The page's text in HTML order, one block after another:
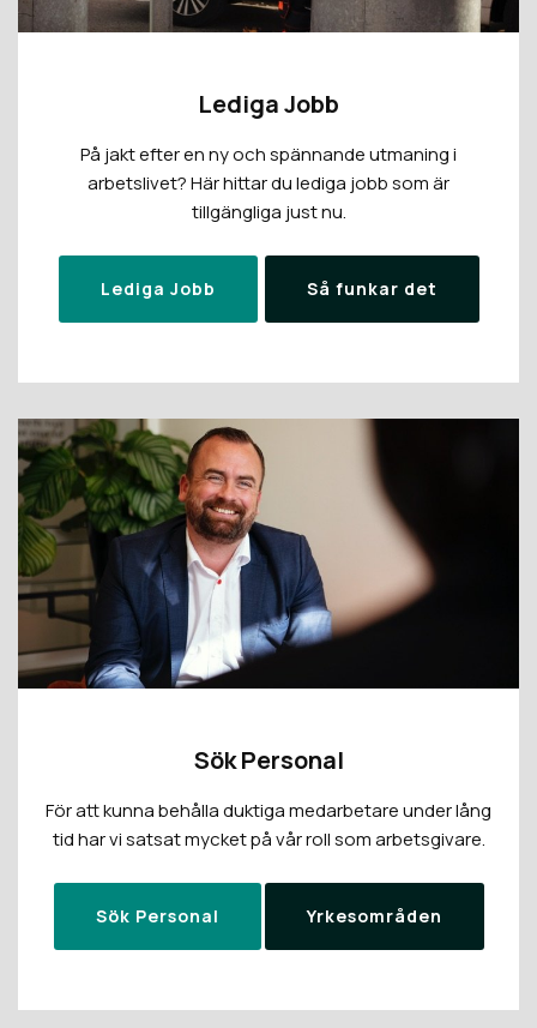
Lediga Jobb
På jakt efter en ny och spännande utmaning i
arbetslivet? Här hittar du lediga jobb som är
tillgängliga just nu.
Lediga Jobb Så funkar det
Sök Personal
För att kunna behålla duktiga medarbetare under lång
tid har vi satsat mycket på vår roll som arbetsgivare.
Sök Personal Yrkesområden